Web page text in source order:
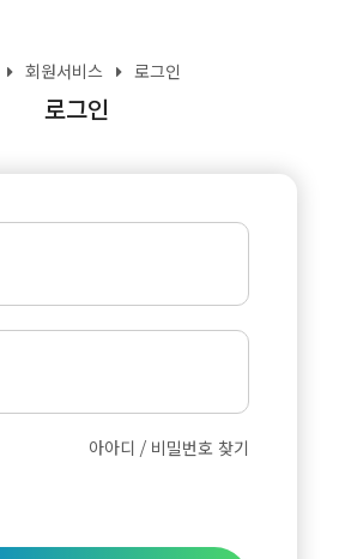
회원서비스 로그인
로그인
아아디 / 비밀번호 찾기